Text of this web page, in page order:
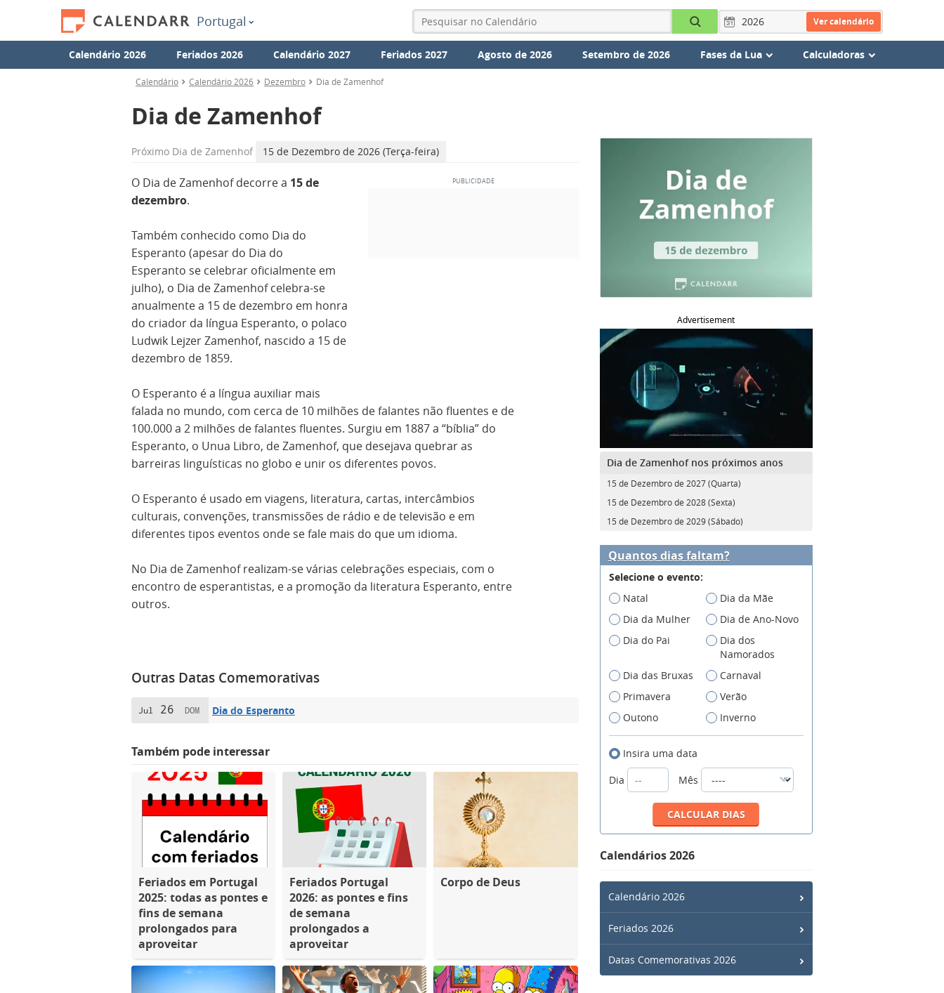
Portugal Ver calendário
Calendário 2026 Feriados 2026 Calendário 2027 Feriados 2027 Agosto de 2026 Setembro de 2026 Fases da Lua Calculadoras
Calendário Calendário 2026 Dezembro Dia de Zamenhof
Dia de Zamenhof
Próximo Dia de Zamenhof 15 de Dezembro de 2026 (Terça-feira)
O Dia de Zamenhof decorre a 15 de
dezembro.
Também conhecido como Dia do
Esperanto (apesar do Dia do
Esperanto se celebrar oficialmente em
julho), o Dia de Zamenhof celebra-se
anualmente a 15 de dezembro em honra
do criador da língua Esperanto, o polaco
Ludwik Lejzer Zamenhof, nascido a 15 de
dezembro de 1859.
O Esperanto é a língua auxiliar mais
falada no mundo, com cerca de 10 milhões de falantes não fluentes e de
100.000 a 2 milhões de falantes fluentes. Surgiu em 1887 a “bíblia” do
Esperanto, o Unua Libro, de Zamenhof, que desejava quebrar as
barreiras linguísticas no globo e unir os diferentes povos.
O Esperanto é usado em viagens, literatura, cartas, intercâmbios
culturais, convenções, transmissões de rádio e de televisão e em
diferentes tipos eventos onde se fale mais do que um idioma.
No Dia de Zamenhof realizam-se várias celebrações especiais, com o
encontro de esperantistas, e a promoção da literatura Esperanto, entre
outros.
Outras Datas Comemorativas
Jul 26 DOM Dia do Esperanto
Também pode interessar
Feriados em Portugal
2025: todas as pontes e
fins de semana
prolongados para
aproveitar
Feriados Portugal
2026: as pontes e fins
de semana
prolongados a
aproveitar
Corpo de Deus
Advertisement
Dia de Zamenhof nos próximos anos
15 de Dezembro de 2027 (Quarta)
15 de Dezembro de 2028 (Sexta)
15 de Dezembro de 2029 (Sábado)
Quantos dias faltam?
Selecione o evento:
Natal
Dia da Mãe
Dia da Mulher
Dia de Ano-Novo
Dia do Pai
Dia dos
Namorados
Dia das Bruxas
Carnaval
Primavera
Verão
Outono
Inverno
Insira uma data
Dia
Mês
Calendários 2026
Calendário 2026
Feriados 2026
Datas Comemorativas 2026